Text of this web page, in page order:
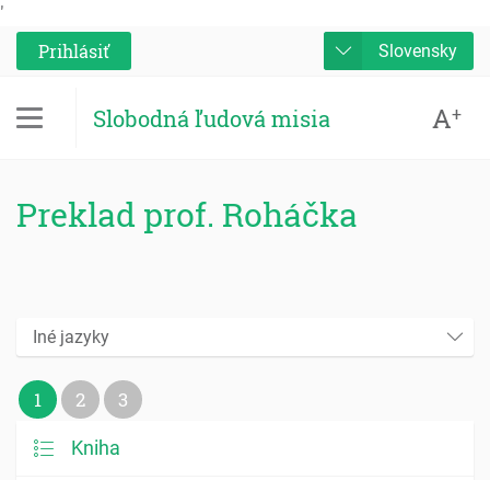
'
Prihlásiť
Slovensky
Slobodná ľudová misia A+
Preklad prof. Roháčka
Iné jazyky
1 2 3
Kniha